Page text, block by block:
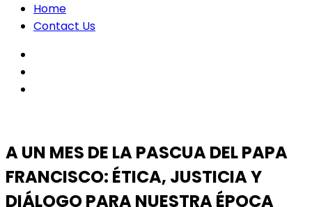
Home
Contact Us
A UN MES DE LA PASCUA DEL PAPA
FRANCISCO: ÉTICA, JUSTICIA Y
DIÁLOGO PARA NUESTRA ÉPOCA